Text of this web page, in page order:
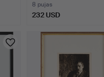
8 pujas
232 USD